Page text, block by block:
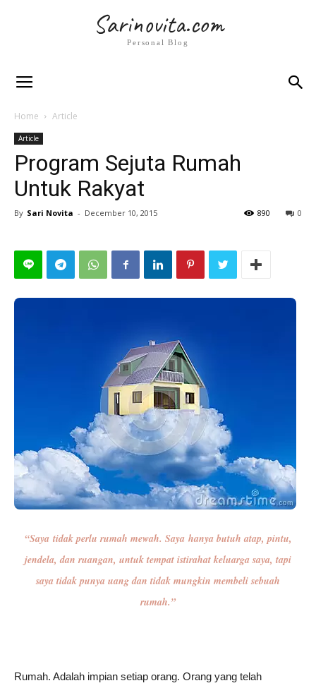
Sarinovita.com
Personal Blog
Home Article
Article
Program Sejuta Rumah
Untuk Rakyat
By Sari Novita - December 10, 2015 0
890
“Saya tidak perlu rumah mewah. Saya hanya butuh atap, pintu,
jendela, dan ruangan, untuk tempat istirahat keluarga saya, tapi
saya tidak punya uang dan tidak mungkin membeli sebuah
rumah.”
Rumah. Adalah impian setiap orang. Orang yang telah